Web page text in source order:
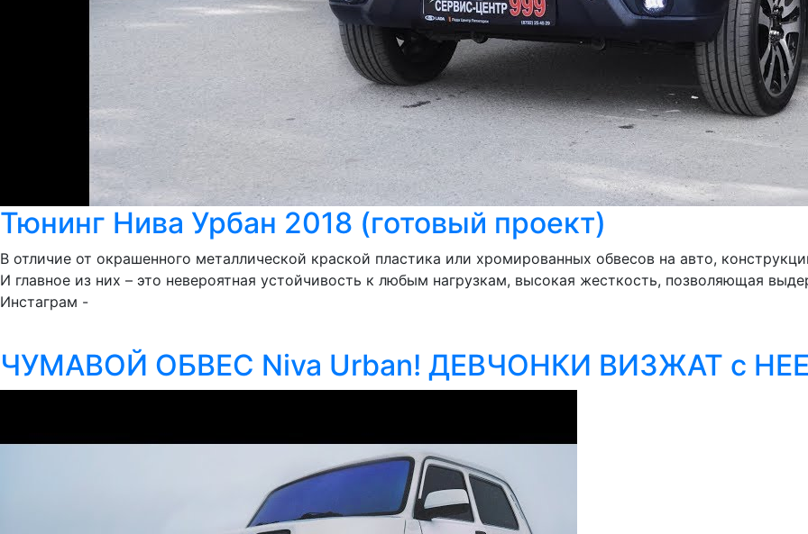
Тюнинг Нива Урбан 2018 (готовый проект)
В отличие от окрашенного металлической краской пластика или хромированных обвесов на авто,
И главное из них – это невероятная устойчивость к любым нагрузкам, высокая жесткость, позволяющая
Инстаграм -
ЧУМАВОЙ ОБВЕС Niva Urban! ДЕВЧОНКИ ВИЗЖАТ с